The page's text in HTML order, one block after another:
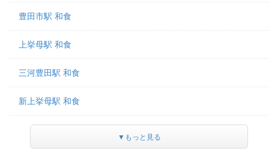
豊田市駅 和食
上挙母駅 和食
三河豊田駅 和食
新上挙母駅 和食
▼もっと見る